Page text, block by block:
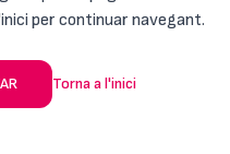
per continuar navegant.
Torna a l'inici